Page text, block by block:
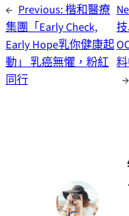
← Previous:楷和醫療
集團「Early Check,
Early Hope乳你健康起
動」 乳癌無懼，粉紅
同行
→